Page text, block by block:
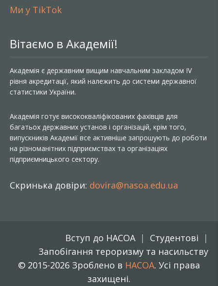
Ми у TikTok
Вітаємо в Академії!
Академія є державним вищим навчальним закладом IV
рівня акредитації, який належить до системи державної
статистики України.
Академія готує висококваліфікованих фахівців для
багатьох державних установ і організацій, крім того,
випускників Академії все активніше запрошують до роботи
на різноманітних підприємствах та організаціях
підприємницького сектору.
Скринька довіри: dovira@nasoa.edu.ua
Вступ до НАСОА
Студентові
Запобігання тероризму та насильству
© 2015-2026 Зроблено в НАСОА. Усі права
захищені.